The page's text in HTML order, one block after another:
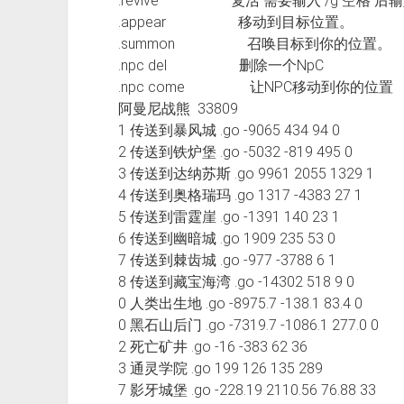
.appear 移动到目标位置。
.summon 召唤目标到你的位置。
.npc del 删除一个NpC
.npc come 让NPC移动到你的位置
阿曼尼战熊 33809
1 传送到暴风城 .go -9065 434 94 0
2 传送到铁炉堡 .go -5032 -819 495 0
3 传送到达纳苏斯 .go 9961 2055 1329 1
4 传送到奥格瑞玛 .go 1317 -4383 27 1
5 传送到雷霆崖 .go -1391 140 23 1
6 传送到幽暗城 .go 1909 235 53 0
7 传送到棘齿城 .go -977 -3788 6 1
8 传送到藏宝海湾 .go -14302 518 9 0
0 人类出生地 .go -8975.7 -138.1 83.4 0
0 黑石山后门 .go -7319.7 -1086.1 277.0 0
2 死亡矿井 .go -16 -383 62 36
3 通灵学院 .go 199 126 135 289
7 影牙城堡 .go -228.19 2110.56 76.88 33